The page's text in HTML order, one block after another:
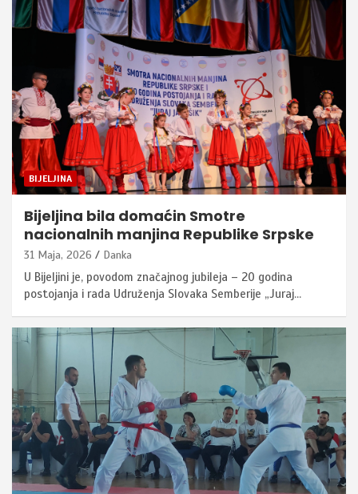
BIJELJINA
Bijeljina bila domaćin Smotre
nacionalnih manjina Republike Srpske
31 Maja, 2026 Danka
U Bijeljini je, povodom značajnog jubileja – 20 godina
postojanja i rada Udruženja Slovaka Semberije „Juraj…